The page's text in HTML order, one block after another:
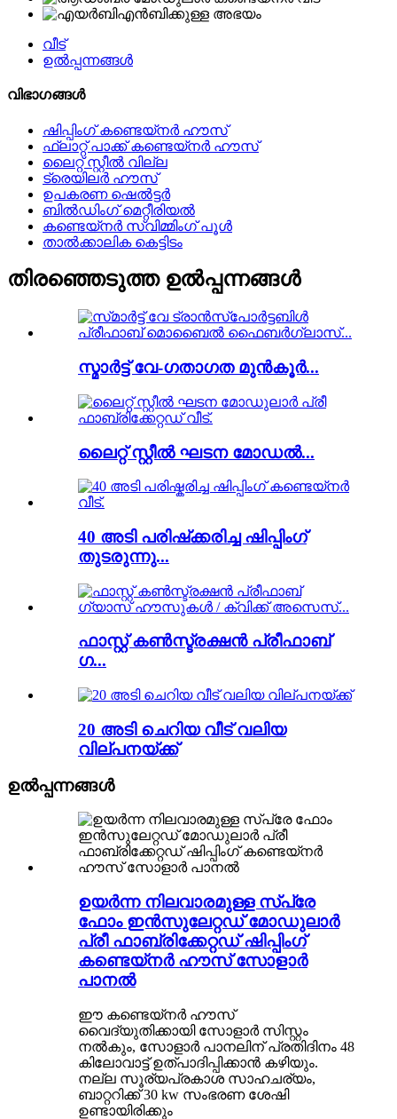
വീട്
ഉൽപ്പന്നങ്ങൾ
വിഭാഗങ്ങൾ
ഷിപ്പിംഗ് കണ്ടെയ്നർ ഹൗസ്
ഫ്ലാറ്റ് പാക്ക് കണ്ടെയ്നർ ഹൗസ്
ലൈറ്റ് സ്റ്റീൽ വില്ല
ട്രെയിലർ ഹൗസ്
ഉപകരണ ഷെൽട്ടർ
ബിൽഡിംഗ് മെറ്റീരിയൽ
കണ്ടെയ്നർ സ്വിമ്മിംഗ് പൂൾ
താൽക്കാലിക കെട്ടിടം
തിരഞ്ഞെടുത്ത ഉൽപ്പന്നങ്ങൾ
സ്മാർട്ട് വേ-ഗതാഗത മുൻകൂർ...
ലൈറ്റ് സ്റ്റീൽ ഘടന മോഡൽ...
40 അടി പരിഷ്‌ക്കരിച്ച ഷിപ്പിംഗ്
തുടരുന്നു...
ഫാസ്റ്റ് കൺസ്ട്രക്ഷൻ പ്രീഫാബ്
ഗ...
20 അടി ചെറിയ വീട് വലിയ
വില്പനയ്ക്ക്
ഉൽപ്പന്നങ്ങൾ
ഉയർന്ന നിലവാരമുള്ള സ്പ്രേ
ഫോം ഇൻസുലേറ്റഡ് മോഡുലാർ
പ്രീ ഫാബ്രിക്കേറ്റഡ് ഷിപ്പിംഗ്
കണ്ടെയ്നർ ഹൗസ് സോളാർ
പാനൽ
ഈ കണ്ടെയ്‌നർ ഹൗസ്
വൈദ്യുതിക്കായി സോളാർ സിസ്റ്റം
നൽകും, സോളാർ പാനലിന് പ്രതിദിനം 48
കിലോവാട്ട് ഉത്പാദിപ്പിക്കാൻ കഴിയും.
നല്ല സൂര്യപ്രകാശ സാഹചര്യം,
ബാറ്ററിക്ക് 30 kw സംഭരണ ​​ശേഷി
ഉണ്ടായിരിക്കും